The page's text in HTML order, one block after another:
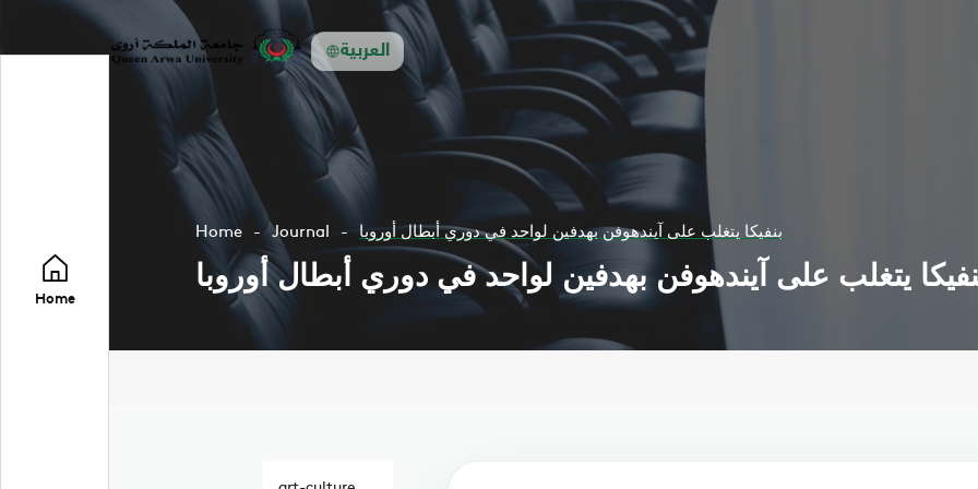
العربية
Home
Home Journal بنفيكا يتغلب على آيندهوفن بهدفين لواحد في دوري أبطال أوروبا
يتغلب على آيندهوفن بهدفين لواحد في دوري أبطال أوروبا